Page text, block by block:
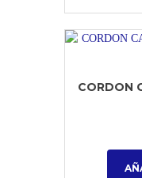
CORDON